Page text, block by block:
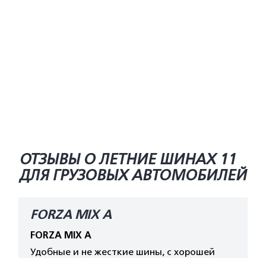
ОТЗЫВЫ О ЛЕТНИЕ ШИНАХ 11
ДЛЯ ГРУЗОВЫХ АВТОМОБИЛЕЙ
FORZA MIX A
FORZA MIX A
Удобные и не жесткие шины, с хорошей